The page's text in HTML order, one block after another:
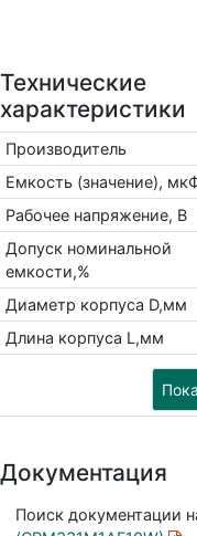
Технические
характеристики
Производитель
Емкость (значение),
Рабочее напряжение, В
Допуск номинальной
емкости,%
Диаметр корпуса D,мм
Длина корпуса L,мм
Документация
Поиск документации